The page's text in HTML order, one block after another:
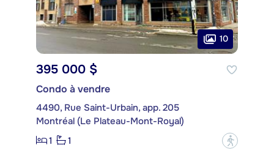
10
395 000 $
Condo à vendre
4490, Rue Saint-Urbain, app. 205
Montréal (Le Plateau-Mont-Royal)
1
1 ?